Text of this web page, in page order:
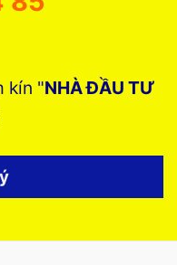
kín "NHÀ ĐẦU TƯ